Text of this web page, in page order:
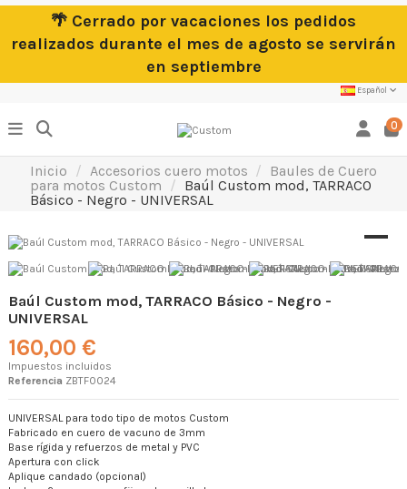
🌴 Cerrado por vacaciones los pedidos
realizados durante el mes de agosto se servirán
en septiembre
Español
0
Inicio Accesorios cuero motos
Baules de Cuero
para motos Custom
Baúl Custom mod, TARRACO
Básico - Negro - UNIVERSAL
Baúl Custom mod, TARRACO Básico - Negro -
UNIVERSAL
160,00 €
Impuestos incluidos
Referencia ZBTF0024
UNIVERSAL para todo tipo de motos Custom
Fabricado en cuero de vacuno de 3mm
Base rígida y refuerzos de metal y PVC
Apertura con click
Aplique candado (opcional)